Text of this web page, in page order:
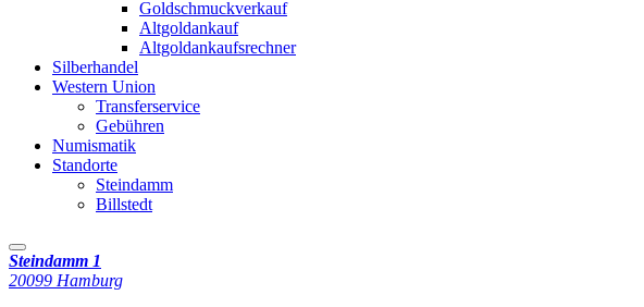
Goldschmuckverkauf
Altgoldankauf
Altgoldankaufsrechner
Silberhandel
Western Union
Transferservice
Gebühren
Numismatik
Standorte
Steindamm
Billstedt
Steindamm 1
20099 Hamburg